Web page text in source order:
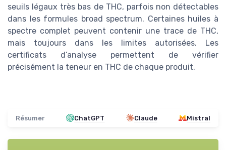
seuils légaux très bas de THC, parfois non détectables
dans les formules broad spectrum. Certaines huiles à
spectre complet peuvent contenir une trace de THC,
mais toujours dans les limites autorisées. Les
certificats d’analyse permettent de vérifier
précisément la teneur en THC de chaque produit.
Résumer ChatGPT Claude Mistral